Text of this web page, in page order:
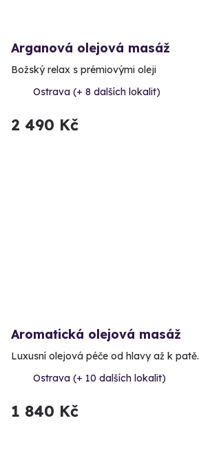
Arganová olejová masáž
Božský relax s prémiovými oleji
Ostrava (+ 8 dalších lokalit)
2 490 Kč
Aromatická olejová masáž
Luxusní olejová péče od hlavy až k patě.
Ostrava (+ 10 dalších lokalit)
1 840 Kč